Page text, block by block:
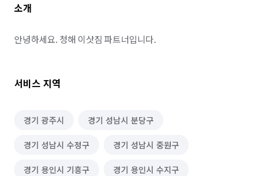
소개
안녕하세요. 청해 이삿짐 파트너입니다.
서비스 지역
경기 광주시 경기 성남시 분당구
경기 성남시 수정구 경기 성남시 중원구
경기 용인시 기흥구 경기 용인시 수지구